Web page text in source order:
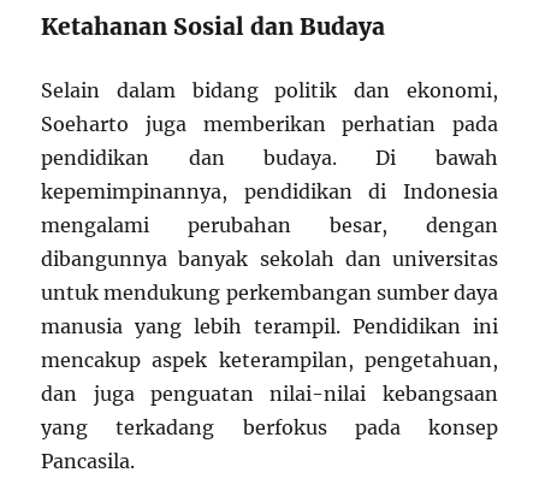
Ketahanan Sosial dan Budaya
Selain dalam bidang politik dan ekonomi,
Soeharto juga memberikan perhatian pada
pendidikan dan budaya. Di bawah
kepemimpinannya, pendidikan di Indonesia
mengalami perubahan besar, dengan
dibangunnya banyak sekolah dan universitas
untuk mendukung perkembangan sumber daya
manusia yang lebih terampil. Pendidikan ini
mencakup aspek keterampilan, pengetahuan,
dan juga penguatan nilai-nilai kebangsaan
yang terkadang berfokus pada konsep
Pancasila.